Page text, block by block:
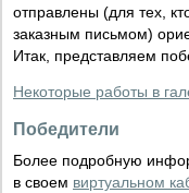
отправлены (для тех,
заказным письмом)
Итак, представляем
Некоторые работы в
Победители
Более подробную
в своем виртуальном